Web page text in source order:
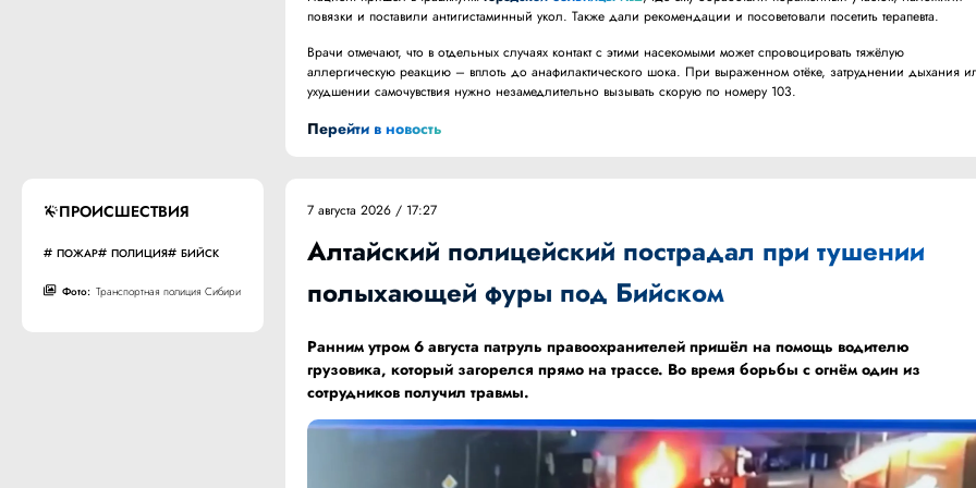
повязки и поставили антигистаминный укол. Также дали рекомендации и посоветовали посетить терапевта.
Врачи отмечают, что в отдельных случаях контакт с этими насекомыми может спровоцировать тяжёлую
аллергическую реакцию – вплоть до анафилактического шока. При выраженном отёке, затруднении дыхания
ухудшении самочувствия нужно незамедлительно вызывать скорую по номеру 103.
Перейти в новость
ПРОИСШЕСТВИЯ
ПОЖАР ПОЛИЦИЯ БИЙСК
Фото: Транспортная полиция Сибири
7 августа 2026 / 17:27
Алтайский полицейский пострадал при тушении
полыхающей фуры под Бийском
Ранним утром 6 августа патруль правоохранителей пришёл на помощь водителю
грузовика, который загорелся прямо на трассе. Во время борьбы с огнём один из
сотрудников получил травмы.